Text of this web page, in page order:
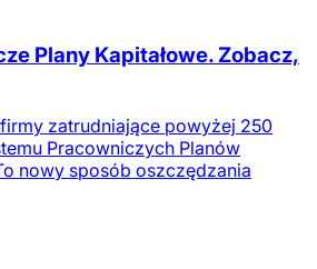
Plany Kapitałowe. Zobacz,
zatrudniające powyżej 250
Pracowniczych Planów
nowy sposób oszczędzania